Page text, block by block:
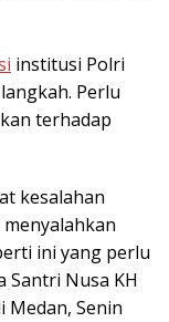
institusi Polri
Perlu
terhadap
kesalahan
ini yang perlu
Santri Nusa KH
Medan, Senin